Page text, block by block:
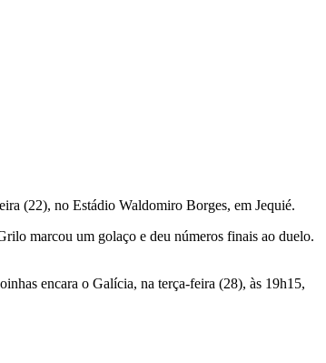
(22), no Estádio Waldomiro Borges, em Jequié.
marcou um golaço e deu números finais ao duelo.
encara o Galícia, na terça-feira (28), às 19h15,